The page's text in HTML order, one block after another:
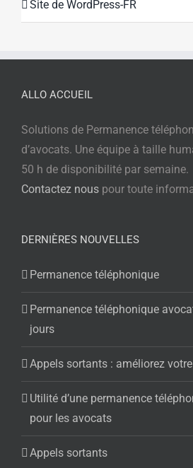
Site de WordPress-FR
ALLO ACCUEIL
Solutions de Permanence
d’avocats. Une équipe à taille
50 h de disponibilité par semaine.
Contactez nous pour toute
DERNIÈRES NOUVELLES
Permanence téléphonique
Permanence téléphonique
jours
Appels sortants : améliorez
Utilité d’une permanence
pour les avocats
Appels sortants